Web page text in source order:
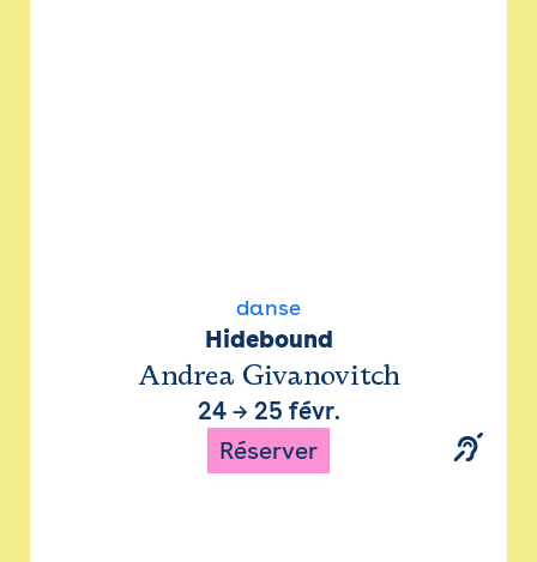
danse
Hidebound
Andrea Givanovitch
24→ 25 févr.
Réserver